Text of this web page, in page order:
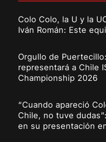
Colo Colo, la U y la
Iván Román: Este
Orgullo de
representará a Chile
Championship 2026
“Cuando apareció
Chile, no tuve
en su presentación